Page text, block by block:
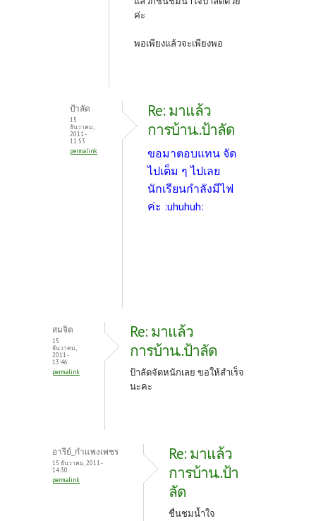
ค่ะ
พอเพียงแล้วจะเพียงพอ
ป้าลัด
15
ธันวาคม,
2011 -
11:53
permalink
Re: มาแล้ว
การบ้าน..ป้าลัด
ขอมาตอบแทน จัด
ไปเต็ม ๆ ไปเลย
นักเรียนกำลังมีไฟ
ค่ะ :uhuhuh:
สมจิต
15
ธันวาคม,
2011 -
13:46
permalink
Re: มาแล้ว
การบ้าน..ป้าลัด
ป้าลัดจัดหนักเลย ขอให้สำเร็จ
นะคะ
อารีย์_กำแพงเพชร
15 ธันวาคม, 2011 -
14:30
permalink
Re: มาแล้ว
การบ้าน..ป้า
ลัด
ชื่นชมน้ำใจ